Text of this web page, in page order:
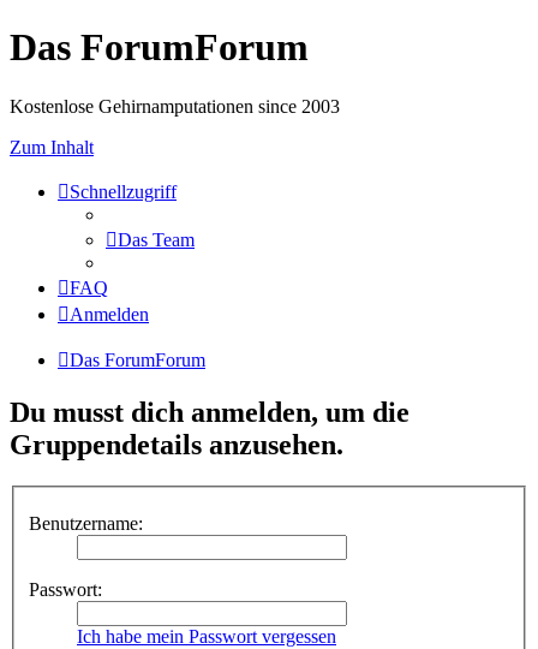
Das ForumForum
Kostenlose Gehirnamputationen since 2003
Zum Inhalt
Schnellzugriff
Das Team
FAQ
Anmelden
Das ForumForum
Du musst dich anmelden, um die
Gruppendetails anzusehen.
Benutzername:
Passwort:
Ich habe mein Passwort vergessen